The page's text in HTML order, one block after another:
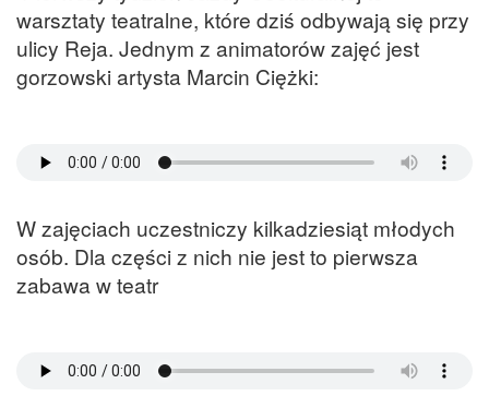
warsztaty teatralne, które dziś odbywają się przy
ulicy Reja. Jednym z animatorów zajęć jest
gorzowski artysta Marcin Ciężki:
W zajęciach uczestniczy kilkadziesiąt młodych
osób. Dla części z nich nie jest to pierwsza
zabawa w teatr